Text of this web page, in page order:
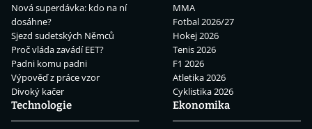
Nová superdávka: kdo na ní
dosáhne?
Sjezd sudetských Němců
Proč vláda zavádí EET?
Padni komu padni
Výpověď z práce vzor
Divoký kačer
MMA
Fotbal 2026/27
Hokej 2026
Tenis 2026
F1 2026
Atletika 2026
Cyklistika 2026
Technologie
Ekonomika